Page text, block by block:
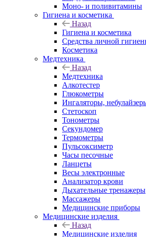
Моно- и поливитамины
Гигиена и косметика
Назад
Гигиена и косметика
Средства личной
Косметика
Медтехника
Назад
Медтехника
Алкотестер
Глюкометры
Ингаляторы,
Стетоскоп
Тонометры
Секундомер
Термометры
Пульсоксиметр
Часы песочные
Ланцеты
Весы электронные
Анализатор крови
Дыхательные тренажеры
Массажеры
Медицинские приборы
Медицинские изделия
Назад
Медицинские изделия